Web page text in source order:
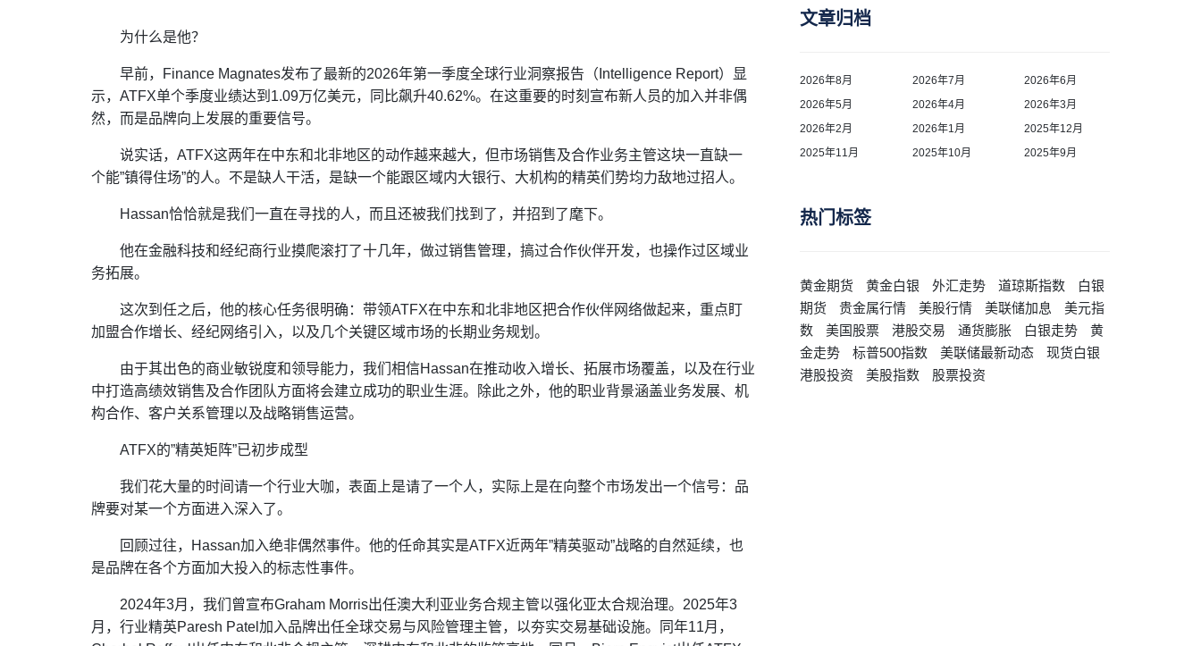
为什么是他？
早前，Finance Magnates发布了最新的2026年第一季度全球行业洞察报告（Intelligence Report）显
示，ATFX单个季度业绩达到1.09万亿美元，同比飙升40.62%。在这重要的时刻宣布新人员的加入并非偶
然，而是品牌向上发展的重要信号。
说实话，ATFX这两年在中东和北非地区的动作越来越大，但市场销售及合作业务主管这块一直缺一
个能”镇得住场”的人。不是缺人干活，是缺一个能跟区域内大银行、大机构的精英们势均力敌地过招人。
Hassan恰恰就是我们一直在寻找的人，而且还被我们找到了，并招到了麾下。
他在金融科技和经纪商行业摸爬滚打了十几年，做过销售管理，搞过合作伙伴开发，也操作过区域业
务拓展。
这次到任之后，他的核心任务很明确：带领ATFX在中东和北非地区把合作伙伴网络做起来，重点盯
加盟合作增长、经纪网络引入，以及几个关键区域市场的长期业务规划。
由于其出色的商业敏锐度和领导能力，我们相信Hassan在推动收入增长、拓展市场覆盖，以及在行业
中打造高绩效销售及合作团队方面将会建立成功的职业生涯。除此之外，他的职业背景涵盖业务发展、机
构合作、客户关系管理以及战略销售运营。
ATFX的”精英矩阵”已初步成型
我们花大量的时间请一个行业大咖，表面上是请了一个人，实际上是在向整个市场发出一个信号：品
牌要对某一个方面进入深入了。
回顾过往，Hassan加入绝非偶然事件。他的任命其实是ATFX近两年”精英驱动”战略的自然延续，也
是品牌在各个方面加大投入的标志性事件。
2024年3月，我们曾宣布Graham Morris出任澳大利亚业务合规主管以强化亚太合规治理。2025年3
月，行业精英Paresh Patel加入品牌出任全球交易与风险管理主管，以夯实交易基础设施。同年11月，
文章归档
2026年8月 2026年7月
2026年6月
2026年5月
2026年4月
2026年3月
2026年2月
2026年1月
2025年12月
2025年11月
2025年10月 2025年9月
热门标签
黄金期货 黄金白银 外汇走势 道琼斯指数
白银
期货
贵金属行情 美股行情 美联储加息
美元指
数
美国股票 港股交易 通货膨胀 白银走势
黄
金走势
标普500指数 美联储最新动态
现货白银
港股投资
美股指数 股票投资